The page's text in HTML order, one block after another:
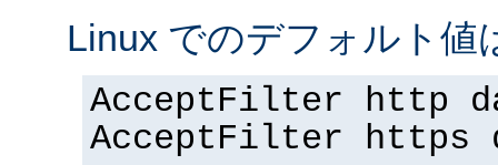
Linux でのデフォルト値
AcceptFilter http
AcceptFilter https